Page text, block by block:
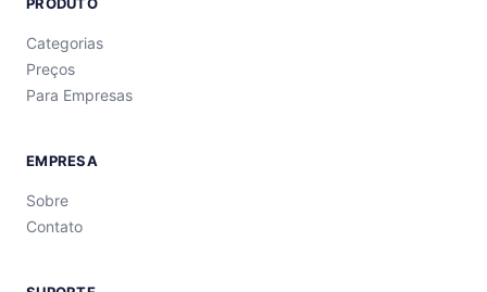
Categorias
Preços
Para Empresas
EMPRESA
Sobre
Contato